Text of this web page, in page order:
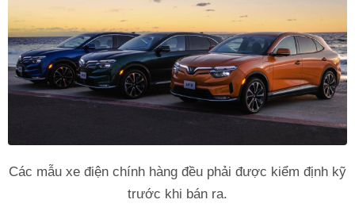
Các mẫu xe điện chính hàng đều phải được kiểm định kỹ
trước khi bán ra.